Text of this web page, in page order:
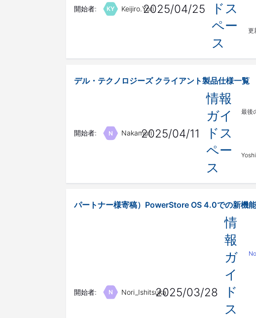
開始者: KY Keijiro.Yori2025/04/25
ドス
ペー
ス
更
デル・テクノロジーズ クライアント製品仕様一覧
開始者: N Nakamuri2025/04/11
情報
ガイ
ドス
ペー
ス
最後
パートナー様寄稿）PowerStore OS 4.0での新機
開始者: N Nori_Ishitsuka2025/03/28
情
報
ガ
イ
ド
ス